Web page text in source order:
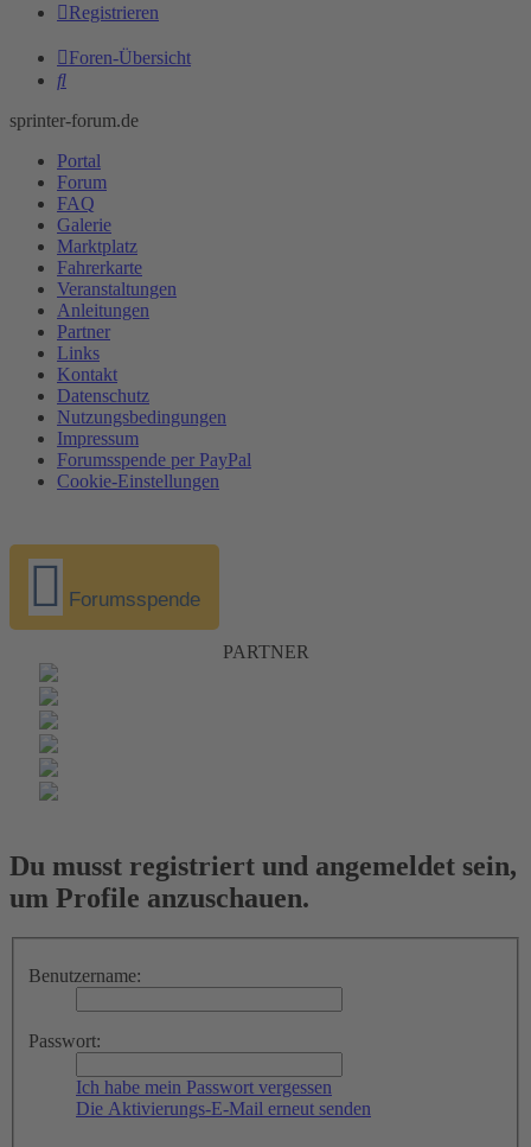
Registrieren
Foren-Übersicht
Suche
sprinter-forum.de
Portal
Forum
FAQ
Galerie
Marktplatz
Fahrerkarte
Veranstaltungen
Anleitungen
Partner
Links
Kontakt
Datenschutz
Nutzungsbedingungen
Impressum
Forumsspende per PayPal
Cookie-Einstellungen
Forumsspende
PARTNER
Du musst registriert und angemeldet sein,
um Profile anzuschauen.
Benutzername:
Passwort:
Ich habe mein Passwort vergessen
Die Aktivierungs-E-Mail erneut senden